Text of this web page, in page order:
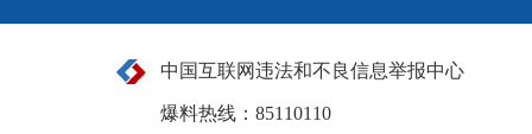
中国互联网违法和不良信息举报中心
爆料热线：85110110